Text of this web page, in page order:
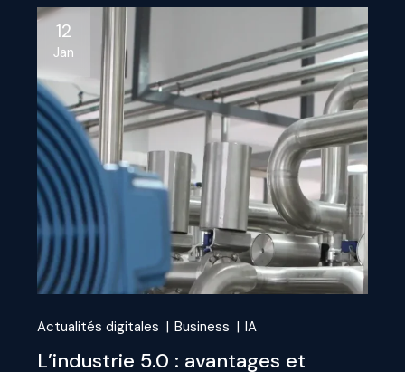
12
Jan
Actualités digitales Business IA
L’industrie 5.0 : avantages et